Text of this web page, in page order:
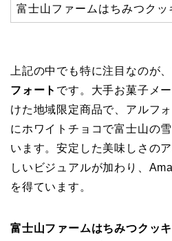
富士山ファームはちみつクッ
上記の中でも特に注目なのが
フォート です。大手お菓子メ
けた地域限定商品で、アルフ
にホワイトチョコで富士山の
います。安定した美味しさの
しいビジュアルが加わり、
を得ています。
富士山ファームはちみつクッ